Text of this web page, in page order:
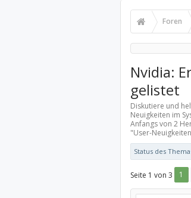
Foren
Nvidia:
gelistet
Diskutiere und
Neuigkeiten im
Anfangs von 2
"User-Neuigkeiten
Status des
Seite 1 von 3 1